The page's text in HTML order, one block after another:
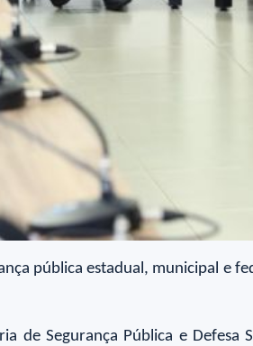
pública estadual, municipal e
de Segurança Pública e